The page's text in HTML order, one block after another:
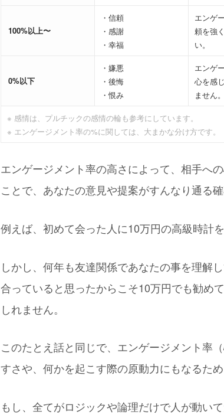
100%以上〜
・信頼
・感謝
・幸福
エンゲ
頼を強
い。
0%以下
・嫌悪
・後悔
・恨み
エンゲ
心を感
ません。
※ 感情は、プルチックの感情の輪も参考にしています。
※ エンゲージメント率の%に関しては、大まかな分け方です。
エンゲージメント率の高さによって、相手へ
ことで、あなたの意見や提案がすんなり通る
例えば、初めて会った人に10万円の高級時計
しかし、何年も友達関係であなたの事を理解
合っていると思ったからこそ10万円でも勧め
しれません。
このたとえ話と同じで、エンゲージメント率
すさや、何かを起こす際の原動力にもなるた
もし、全てがロジックや論理だけで人が動い